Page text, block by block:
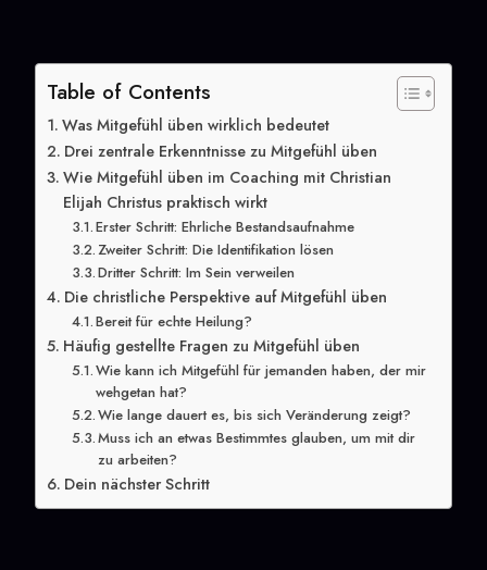
Table of Contents
Was Mitgefühl üben wirklich bedeutet
Drei zentrale Erkenntnisse zu Mitgefühl üben
Wie Mitgefühl üben im Coaching mit Christian
Elijah Christus praktisch wirkt
Erster Schritt: Ehrliche Bestandsaufnahme
Zweiter Schritt: Die Identifikation lösen
Dritter Schritt: Im Sein verweilen
Die christliche Perspektive auf Mitgefühl üben
Bereit für echte Heilung?
Häufig gestellte Fragen zu Mitgefühl üben
Wie kann ich Mitgefühl für jemanden haben, der mir
wehgetan hat?
Wie lange dauert es, bis sich Veränderung zeigt?
Muss ich an etwas Bestimmtes glauben, um mit dir
zu arbeiten?
Dein nächster Schritt